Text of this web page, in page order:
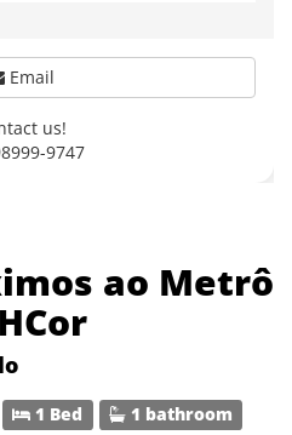
ao Metrô
1 Bed 1 bathroom
Email
us!
9747